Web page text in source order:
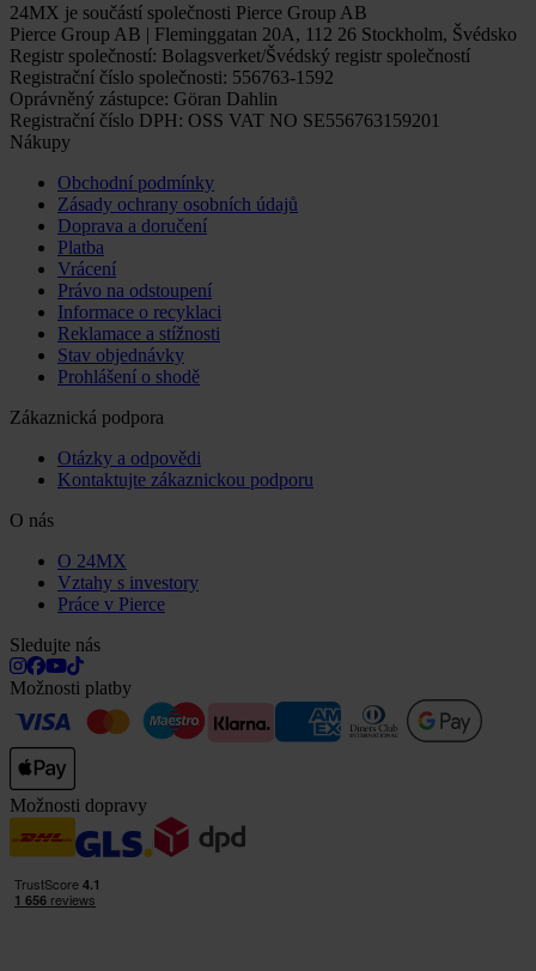
24MX je součástí společnosti Pierce Group AB
Pierce Group AB | Fleminggatan 20A, 112 26 Stockholm, Švédsko
Registr společností: Bolagsverket/Švédský registr společností
Registrační číslo společnosti: 556763-1592
Oprávněný zástupce: Göran Dahlin
Registrační číslo DPH: OSS VAT NO SE556763159201
Nákupy
Obchodní podmínky
Zásady ochrany osobních údajů
Doprava a doručení
Platba
Vrácení
Právo na odstoupení
Informace o recyklaci
Reklamace a stížnosti
Stav objednávky
Prohlášení o shodě
Zákaznická podpora
Otázky a odpovědi
Kontaktujte zákaznickou podporu
O nás
O 24MX
Vztahy s investory
Práce v Pierce
Sledujte nás
Možnosti platby
Možnosti dopravy